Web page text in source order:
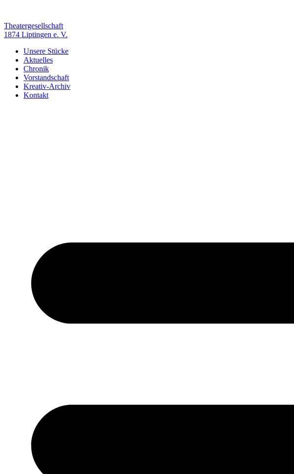
springen
Theatergesellschaft
1874 Liptingen e. V.
Unsere Stücke
Aktuelles
Chronik
Vorstandschaft
Kreativ-Archiv
Kontakt